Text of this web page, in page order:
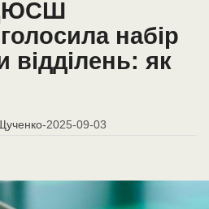
набір
відділень: як
-2025-09-03